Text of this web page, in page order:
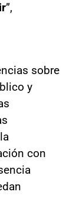
”,
sobre
y
con